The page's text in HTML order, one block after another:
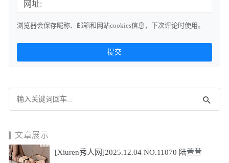
网址:
浏览器会保存昵称、邮箱和网站cookies信息，下次评论时使用。
文章展示
[Xiuren秀人网]2025.12.04 NO.11070 陆萱萱